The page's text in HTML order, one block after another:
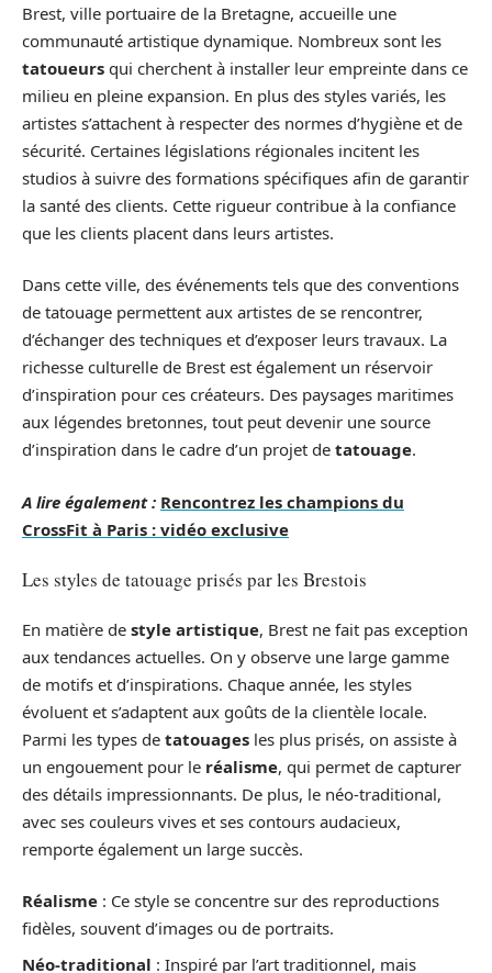
Brest, ville portuaire de la Bretagne, accueille une
communauté artistique dynamique. Nombreux sont les
tatoueurs qui cherchent à installer leur empreinte dans ce
milieu en pleine expansion. En plus des styles variés, les
artistes s’attachent à respecter des normes d’hygiène et de
sécurité. Certaines législations régionales incitent les
studios à suivre des formations spécifiques afin de garantir
la santé des clients. Cette rigueur contribue à la confiance
que les clients placent dans leurs artistes.
Dans cette ville, des événements tels que des conventions
de tatouage permettent aux artistes de se rencontrer,
d’échanger des techniques et d’exposer leurs travaux. La
richesse culturelle de Brest est également un réservoir
d’inspiration pour ces créateurs. Des paysages maritimes
aux légendes bretonnes, tout peut devenir une source
d’inspiration dans le cadre d’un projet de tatouage.
A lire également : Rencontrez les champions du
CrossFit à Paris : vidéo exclusive
Les styles de tatouage prisés par les Brestois
En matière de style artistique, Brest ne fait pas exception
aux tendances actuelles. On y observe une large gamme
de motifs et d’inspirations. Chaque année, les styles
évoluent et s’adaptent aux goûts de la clientèle locale.
Parmi les types de tatouages les plus prisés, on assiste à
un engouement pour le réalisme, qui permet de capturer
des détails impressionnants. De plus, le néo-traditional,
avec ses couleurs vives et ses contours audacieux,
remporte également un large succès.
Réalisme : Ce style se concentre sur des reproductions
fidèles, souvent d’images ou de portraits.
Néo-traditional : Inspiré par l’art traditionnel, mais